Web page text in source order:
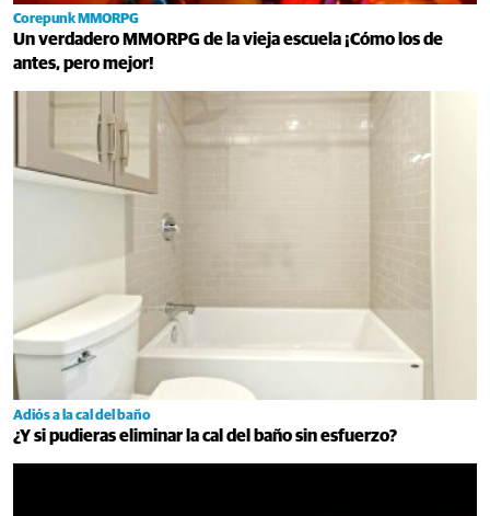
Corepunk MMORPG
Un verdadero MMORPG de la vieja escuela ¡Cómo los de
antes, pero mejor!
Adiós a la cal del baño
¿Y si pudieras eliminar la cal del baño sin esfuerzo?